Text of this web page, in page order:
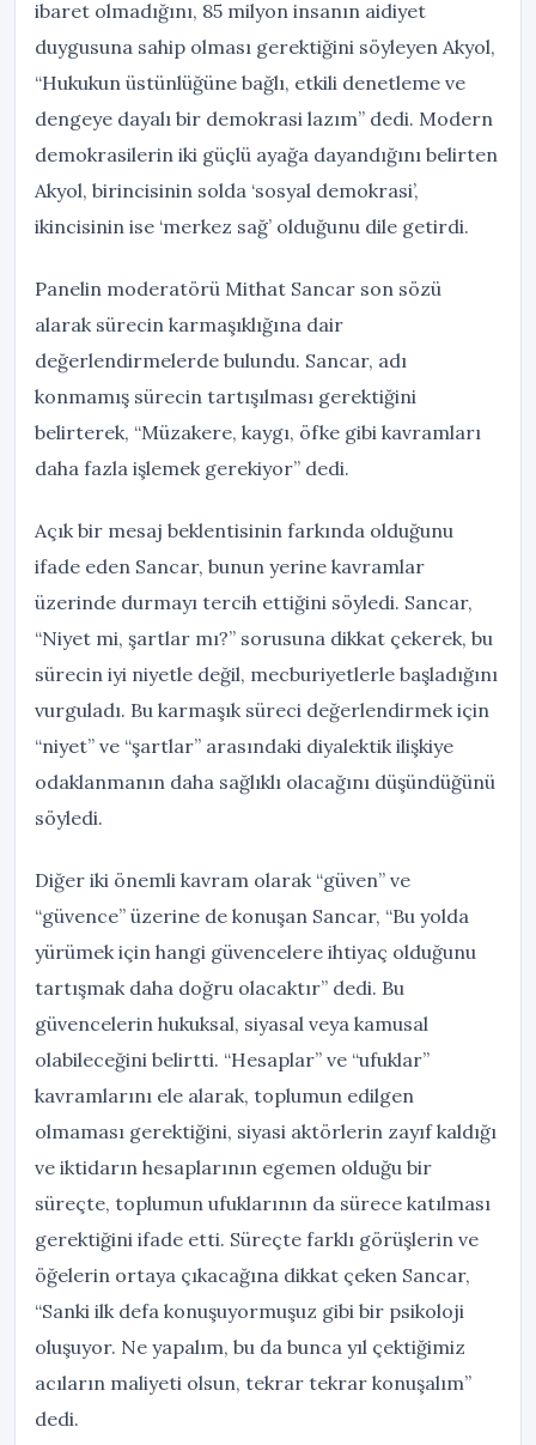
ibaret olmadığını, 85 milyon insanın aidiyet
duygusuna sahip olması gerektiğini söyleyen Akyol,
“Hukukun üstünlüğüne bağlı, etkili denetleme ve
dengeye dayalı bir demokrasi lazım” dedi. Modern
demokrasilerin iki güçlü ayağa dayandığını belirten
Akyol, birincisinin solda ‘sosyal demokrasi’,
ikincisinin ise ‘merkez sağ’ olduğunu dile getirdi.
Panelin moderatörü Mithat Sancar son sözü
alarak sürecin karmaşıklığına dair
değerlendirmelerde bulundu. Sancar, adı
konmamış sürecin tartışılması gerektiğini
belirterek, “Müzakere, kaygı, öfke gibi kavramları
daha fazla işlemek gerekiyor” dedi.
Açık bir mesaj beklentisinin farkında olduğunu
ifade eden Sancar, bunun yerine kavramlar
üzerinde durmayı tercih ettiğini söyledi. Sancar,
“Niyet mi, şartlar mı?” sorusuna dikkat çekerek, bu
sürecin iyi niyetle değil, mecburiyetlerle başladığını
vurguladı. Bu karmaşık süreci değerlendirmek için
“niyet” ve “şartlar” arasındaki diyalektik ilişkiye
odaklanmanın daha sağlıklı olacağını düşündüğünü
söyledi.
Diğer iki önemli kavram olarak “güven” ve
“güvence” üzerine de konuşan Sancar, “Bu yolda
yürümek için hangi güvencelere ihtiyaç olduğunu
tartışmak daha doğru olacaktır” dedi. Bu
güvencelerin hukuksal, siyasal veya kamusal
olabileceğini belirtti. “Hesaplar” ve “ufuklar”
kavramlarını ele alarak, toplumun edilgen
olmaması gerektiğini, siyasi aktörlerin zayıf kaldığı
ve iktidarın hesaplarının egemen olduğu bir
süreçte, toplumun ufuklarının da sürece katılması
gerektiğini ifade etti. Süreçte farklı görüşlerin ve
öğelerin ortaya çıkacağına dikkat çeken Sancar,
“Sanki ilk defa konuşuyormuşuz gibi bir psikoloji
oluşuyor. Ne yapalım, bu da bunca yıl çektiğimiz
acıların maliyeti olsun, tekrar tekrar konuşalım”
dedi.